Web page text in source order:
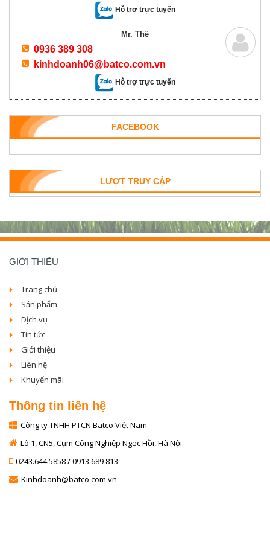
Hỗ trợ trực tuyến
Mr. Thế
0936 389 308
kinhdoanh06@batco.com.vn
Hỗ trợ trực tuyến
FACEBOOK
LƯỢT TRUY CẬP
GIỚI THIỆU
Trang chủ
Sản phẩm
Dịch vụ
Tin tức
Giới thiệu
Liên hệ
Khuyến mãi
Thông tin liên hệ
Công ty TNHH PTCN Batco Việt Nam
Lô 1, CN5, Cụm Công Nghiệp Ngọc Hồi, Hà Nội.
0243.644.5858 / 0913 689 813
Kinhdoanh@batco.com.vn